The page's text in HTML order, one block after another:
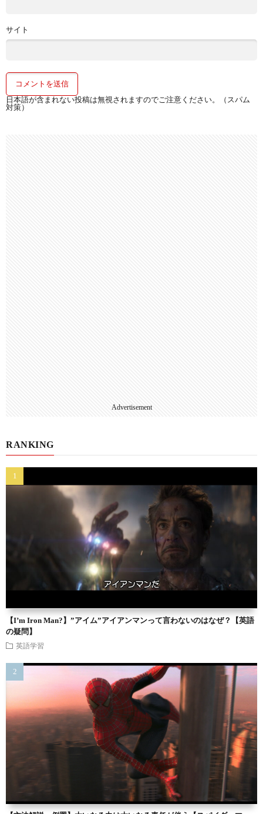
サイト
日本語が含まれない投稿は無視されますのでご注意ください。（スパム
対策）
Advertisement
RANKING
【I’m Iron Man?】”アイム”アイアンマンって言わないのはなぜ？【英語
の疑問】
英語学習